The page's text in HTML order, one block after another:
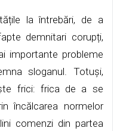
la întrebări, de a
demnitari corupți,
importante probleme
sloganul. Totuși,
frici: frica de a se
încălcarea normelor
comenzi din partea